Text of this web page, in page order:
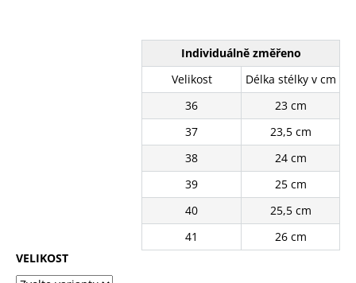
Individuálně změřeno
Velikost
Délka stélky v cm
36
23 cm
37
23,5 cm
38
24 cm
39
25 cm
40
25,5 cm
41
26 cm
VELIKOST